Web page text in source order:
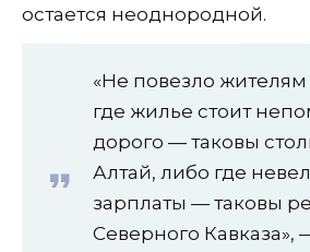
остается неоднородной.
«Не повезло
где жилье стоит
дорого — таковы
Алтай, либо где
зарплаты — таковы
Северного Кавказа»,